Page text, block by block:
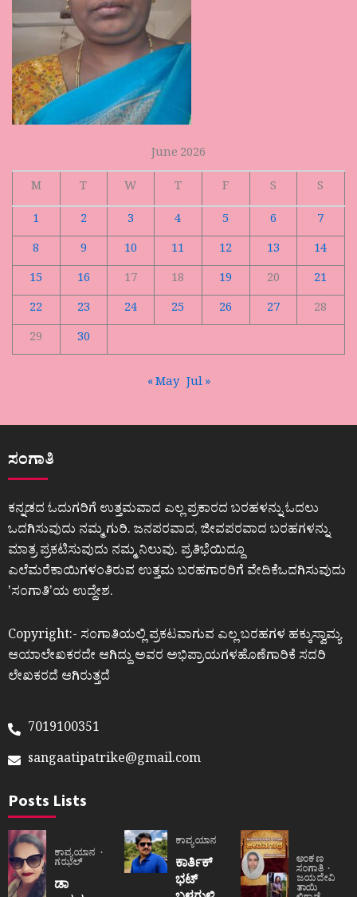
June 2026
M
T W T F S
S
1
2 3 4 5 6
7
8
9 10 11 12 13
14
15
16 17 18 19 20
21
22
23 24 25 26 27
28
29
30
« May Jul »
ಸಂಗಾತಿ
ಕನ್ನಡದ ಓದುಗರಿಗೆ ಉತ್ತಮವಾದ ಎಲ್ಲ ಪ್ರಕಾರದ ಬರಹಳನ್ನು ಓದಲು
ಒದಗಿಸುವುದು ನಮ್ಮ ಗುರಿ. ಜನಪರವಾದ, ಜೀವಪರವಾದ ಬರಹಗಳನ್ನು
ಮಾತ್ರ ಪ್ರಕಟಿಸುವುದು ನಮ್ಮ ನಿಲುವು. ಪ್ರತಿಭೆಯಿದ್ದೂ
ಎಲೆಮರೆಕಾಯಿಗಳಂತಿರುವ ಉತ್ತಮ ಬರಹಗಾರರಿಗೆ ವೇದಿಕೆಒದಗಿಸುವುದು
ʼಸಂಗಾತಿʼಯ ಉದ್ದೇಶ.
Copyright:- ಸಂಗಾತಿಯಲ್ಲಿ ಪ್ರಕಟವಾಗುವ ಎಲ್ಲ ಬರಹಗಳ ಹಕ್ಕುಸ್ವಾಮ್ಯ
ಆಯಾಲೇಖಕರದೇ ಆಗಿದ್ದು ಅವರ ಅಭಿಪ್ರಾಯಗಳಹೊಣೆಗಾರಿಕೆ ಸದರಿ
ಲೇಖಕರದೆ ಆಗಿರುತ್ತದೆ
7019100351
sangaatipatrike@gmail.com
Posts Lists
ಕಾವ್ಯಯಾನ
ಗಝಲ್
ಡಾ
ಕಾವ್ಯಯಾನ
ಕಾರ್ತಿಕ್
ಭಟ್
ಅಂಕಣ
ಸಂಗಾತಿ
ಜಯದೇವಿ
ತಾಯಿ